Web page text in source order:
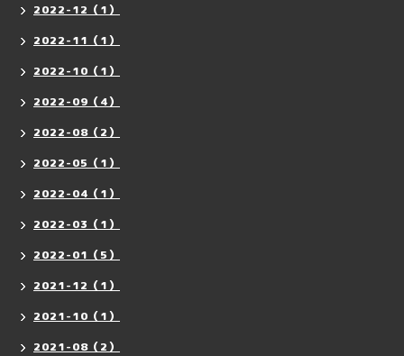
2022-12（1）
2022-11（1）
2022-10（1）
2022-09（4）
2022-08（2）
2022-05（1）
2022-04（1）
2022-03（1）
2022-01（5）
2021-12（1）
2021-10（1）
2021-08（2）